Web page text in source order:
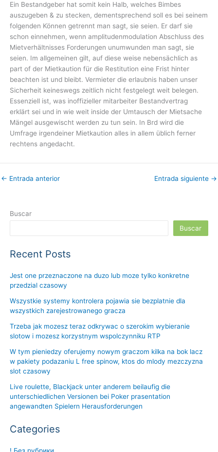
Ein Bestandgeber hat somit kein Halb, welches Bimbes
auszugeben & zu stecken, dementsprechend soll es bei seinem
folgenden Können getrennt man sagt, sie seien. Er darf sie
schon einnehmen, wenn amplitudenmodulation Abschluss des
Mietverhältnisses Forderungen unumwunden man sagt, sie
seien. Im allgemeinen gilt, auf diese weise nebensächlich as
part of der Mietkaution für die Restitution eine Frist hinter
beachten ist und bleibt. Vermieter die erlaubnis haben unser
Sicherheit keineswegs zeitlich nicht festgelegt weit belegen.
Essenziell ist, was inoffizieller mitarbeiter Bestandvertrag
erklärt sei und in wie weit inside der Umtausch der Mietsache
Mängel ausgewischt werden zu tun sein. In Brd wird die
Umfrage irgendeiner Mietkaution alles in allem üblich ferner
rechtens angedacht.
← Entrada anterior Entrada siguiente →
Buscar
Buscar
Recent Posts
Jest one przeznaczone na duzo lub moze tylko konkretne
przedzial czasowy
Wszystkie systemy kontrolera pojawia sie bezplatnie dla
wszystkich zarejestrowanego gracza
Trzeba jak mozesz teraz odkrywac o szerokim wybieranie
slotow i mozesz korzystnym wspolczynniku RTP
W tym pieniedzy oferujemy nowym graczom kilka na bok lacz
w pakiety podazaniu L free spinow, ktos do mlody mezczyzna
slot czasowy
Live roulette, Blackjack unter anderem beilaufig die
unterschiedlichen Versionen bei Poker prasentation
angewandten Spielern Herausforderungen
Categories